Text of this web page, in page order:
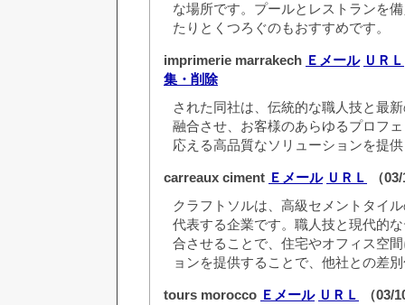
な場所です。プールとレストランを
たりとくつろぐのもおすすめです。
imprimerie marrakech Ｅメール ＵＲＬ
集・削除
された同社は、伝統的な職人技と最
融合させ、お客様のあらゆるプロフ
応える高品質なソリューションを提
carreaux ciment Ｅメール ＵＲＬ
（
クラフトソルは、高級セメントタイ
代表する企業です。職人技と現代的
合させることで、住宅やオフィス空
ョンを提供することで、他社との差
tours morocco Ｅメール ＵＲＬ
（03/